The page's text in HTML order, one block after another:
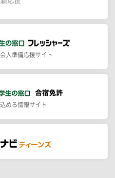
人準備応援サイト
める情報サイト